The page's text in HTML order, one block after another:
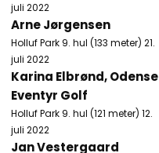
juli 2022
Arne Jørgensen
Holluf Park 9. hul (133 meter) 21.
juli 2022
Karina Elbrønd, Odense
Eventyr Golf
Holluf Park 9. hul (121 meter) 12.
juli 2022
Jan Vestergaard